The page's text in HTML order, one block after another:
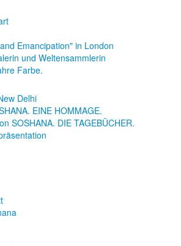
Emancipation" in London
und Weltensammlerin
Farbe.
Delhi
EINE HOMMAGE.
SOSHANA. DIE TAGEBÜCHER.